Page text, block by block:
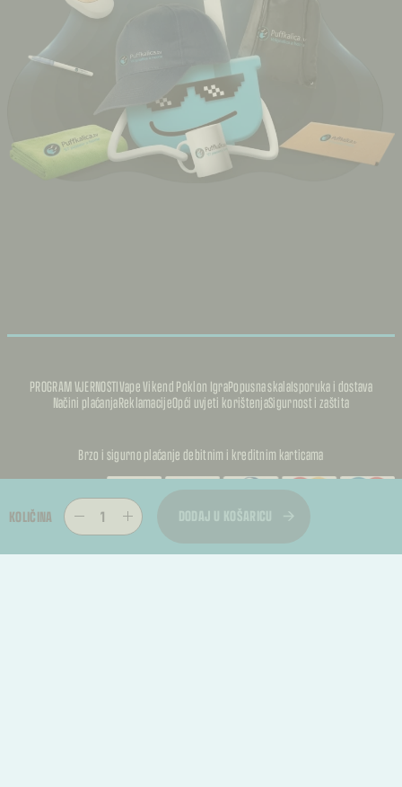
KOLIČINA DODAJ U KOŠARICU
PROGRAM VJERNOSTIVape Vikend Poklon IgraPopusna skalaIsporuka i dostava
Načini plaćanjaReklamacijeOpći uvjeti korištenjaSigurnost i zaštita
Brzo i sigurno plaćanje debitnim i kreditnim karticama
© 2026, PUFFKALICA. SVA PRAVA PRIDRŽANA